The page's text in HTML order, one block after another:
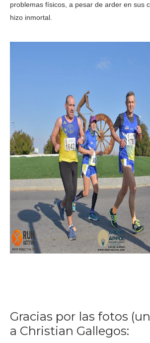
problemas físicos, a pesar de arder en sus
hizo inmortal.
Gracias por las fotos
a Christian Gallegos: